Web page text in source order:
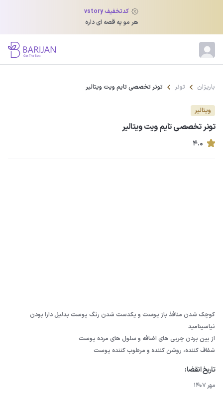
کدتخفیف vstory
هر مو یه قصه ای داره
باریژان تونر تونر تخصصی تایم ویت ویتالیر
ویتالیر
تونر تخصصی تایم ویت ویتالیر
۴.۰
کوچک شدن منافذ باز پوست و یکدست شدن رنگ پوست بدلیل دارا بودن
نیاسینامید
از بین بردن چربی های اضافه و سلول های مرده پوست
شفاف کننده، روشن کننده و مرطوب کننده پوست
تاریخ انقضا:
مهر 1407